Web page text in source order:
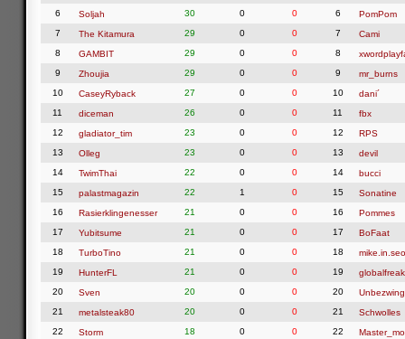
6
Soljah 30 0
0
7
The Kitamura 29 0
0
8
GAMBIT 29 0
0
9
Zhoujia 29 0
0
10
CaseyRyback 27 0
0
11
diceman 26 0
0
12
gladiator_tim 23 0
0
13
Olleg 23 0
0
14
TwimThai 22 0
0
15
palastmagazin 22 1
0
16
Rasierklingenesser 21 0
0
17
Yubitsume 21 0
0
18
TurboTino 21 0
0
19
HunterFL 21 0
0
20
Sven 20 0
0
21
metalsteak80 20 0
0
22
Storm 18 0
0
6
PomPom
7
Cami
8
9
mr_burns
10
dani´
11
fbx
12
RPS
13
devil
14
bucci
15
Sonatine
16
Pommes
17
BoFaat
18
19
globalfreak
20
21
Schwolles
22
Master_mo